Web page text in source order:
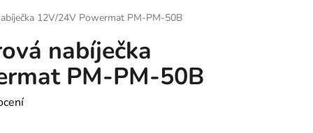
12V/24V Powermat PM-PM-50B
nabíječka
PM-PM-50B